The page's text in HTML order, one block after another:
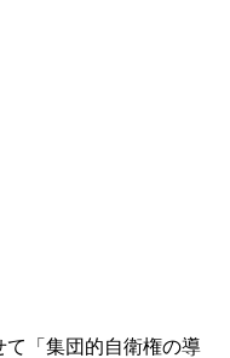
「集団的自衛権の導